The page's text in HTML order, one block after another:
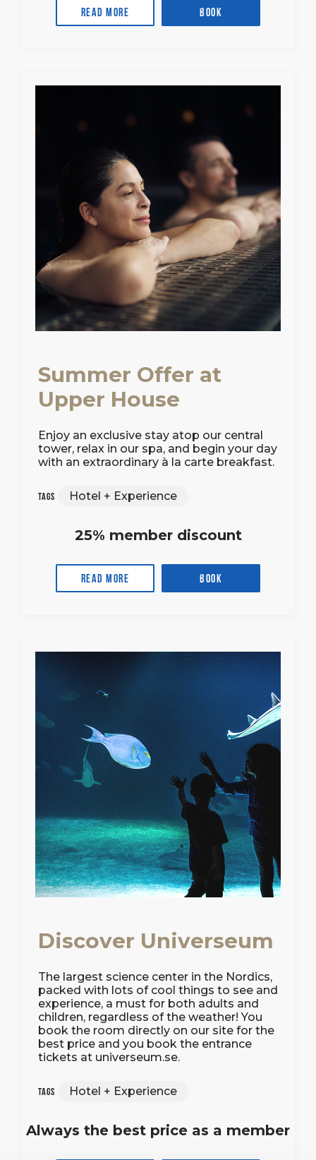
Read more Book
Summer Offer at
Upper House
Enjoy an exclusive stay atop our central
tower, relax in our spa, and begin your day
with an extraordinary à la carte breakfast.
Tags Hotel + Experience
25% member discount
Read more Book
Discover Universeum
The largest science center in the Nordics,
packed with lots of cool things to see and
experience, a must for both adults and
children, regardless of the weather! You
book the room directly on our site for the
best price and you book the entrance
tickets at universeum.se.
Tags Hotel + Experience
Always the best price as a member